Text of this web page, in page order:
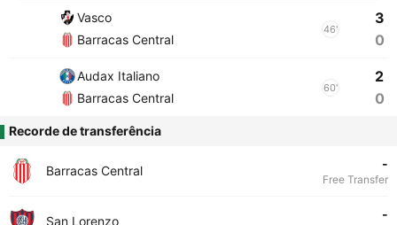
Vasco
Barracas Central
46'
3
0
Audax Italiano
Barracas Central
60'
2
0
Recorde de transferência
Barracas Central -
Free Transfer
San Lorenzo -